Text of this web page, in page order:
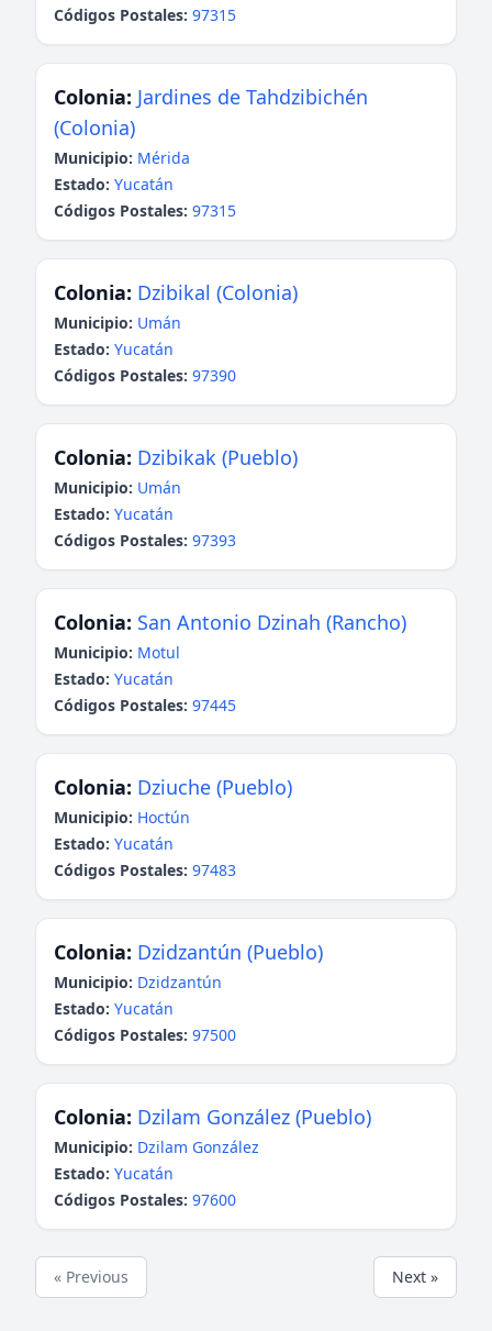
Códigos Postales: 97315
Colonia: Jardines de Tahdzibichén
(Colonia)
Municipio: Mérida
Estado: Yucatán
Códigos Postales: 97315
Colonia: Dzibikal (Colonia)
Municipio: Umán
Estado: Yucatán
Códigos Postales: 97390
Colonia: Dzibikak (Pueblo)
Municipio: Umán
Estado: Yucatán
Códigos Postales: 97393
Colonia: San Antonio Dzinah (Rancho)
Municipio: Motul
Estado: Yucatán
Códigos Postales: 97445
Colonia: Dziuche (Pueblo)
Municipio: Hoctún
Estado: Yucatán
Códigos Postales: 97483
Colonia: Dzidzantún (Pueblo)
Municipio: Dzidzantún
Estado: Yucatán
Códigos Postales: 97500
Colonia: Dzilam González (Pueblo)
Municipio: Dzilam González
Estado: Yucatán
Códigos Postales: 97600
« Previous Next »